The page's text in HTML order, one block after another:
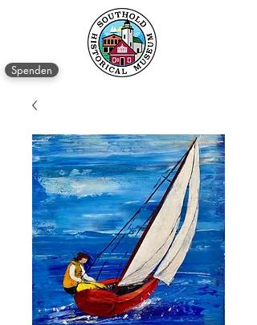
Spenden